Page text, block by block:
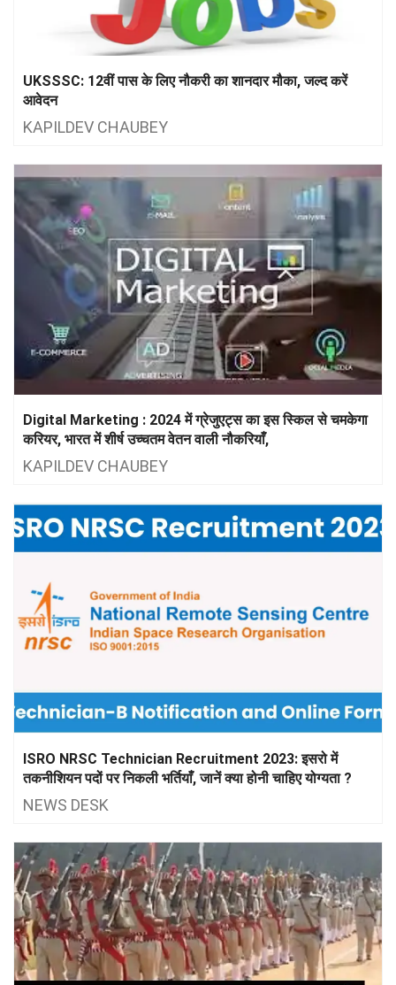
UKSSSC: 12वीं पास के लिए नौकरी का शानदार मौका, जल्द करें
आवेदन
KAPILDEV CHAUBEY
Digital Marketing : 2024 में ग्रेजुएट्स का इस स्किल से चमकेगा
करियर, भारत में शीर्ष उच्चतम वेतन वाली नौकरियाँ,
KAPILDEV CHAUBEY
ISRO NRSC Technician Recruitment 2023: इसरो में
तकनीशियन पदों पर निकली भर्तियाँ, जानें क्या होनी चाहिए योग्यता ?
NEWS DESK